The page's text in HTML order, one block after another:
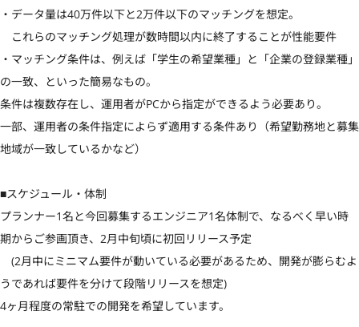
・データ量は40万件以下と2万件以下のマッチングを想定。
これらのマッチング処理が数時間以内に終了することが性能要件
・マッチング条件は、例えば「学生の希望業種」と「企業の登録業種」
の一致、といった簡易なもの。
条件は複数存在し、運用者がPCから指定ができるよう必要あり。
一部、運用者の条件指定によらず適用する条件あり（希望勤務地と募集
地域が一致しているかなど）
■スケジュール・体制
プランナー1名と今回募集するエンジニア1名体制で、なるべく早い時
期からご参画頂き、2月中旬頃に初回リリース予定
(2月中にミニマム要件が動いている必要があるため、開発が膨らむよ
うであれば要件を分けて段階リリースを想定)
4ヶ月程度の常駐での開発を希望しています。